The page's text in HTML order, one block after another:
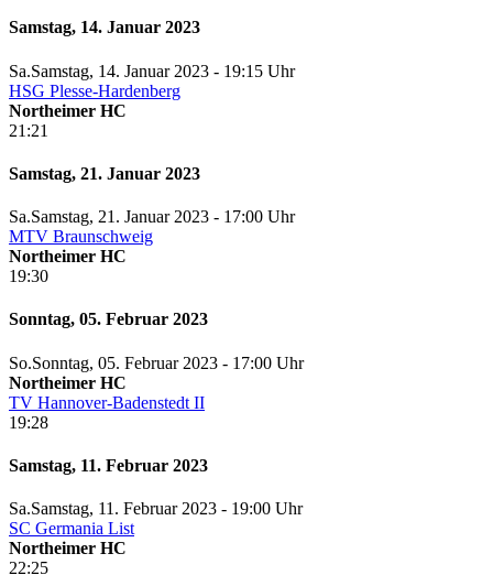
Samstag, 14. Januar 2023
Sa.Samstag, 14. Januar 2023 - 19:15 Uhr
HSG Plesse-Hardenberg
Northeimer HC
21:21
Samstag, 21. Januar 2023
Sa.Samstag, 21. Januar 2023 - 17:00 Uhr
MTV Braunschweig
Northeimer HC
19:30
Sonntag, 05. Februar 2023
So.Sonntag, 05. Februar 2023 - 17:00 Uhr
Northeimer HC
TV Hannover-Badenstedt II
19:28
Samstag, 11. Februar 2023
Sa.Samstag, 11. Februar 2023 - 19:00 Uhr
SC Germania List
Northeimer HC
22:25